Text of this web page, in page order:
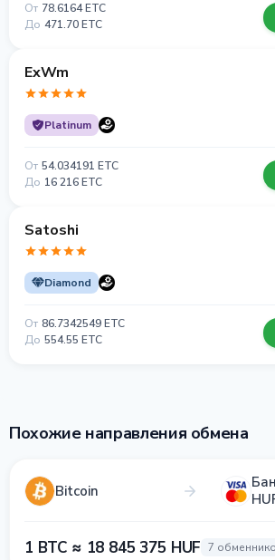
От 78.6164 ETC
До 471.70 ETC
ExWm
Platinum
От 54.034191 ETC
До 16 216 ETC
Satoshi
Diamond
От 86.7342549 ETC
До 554.55 ETC
Похожие направления обмена
Bitcoin
1 BTC ≈ 18 845 375 HUF 7